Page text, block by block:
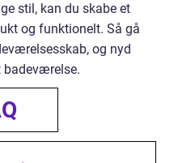
stil, kan du skabe et
og funktionelt. Så gå
og nyd
badeværelse.